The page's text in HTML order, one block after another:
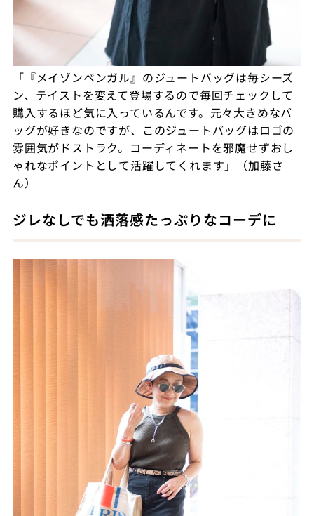
「『メイゾンベンガル』のジュートバッグは毎シーズ
ン、テイストを変えて登場するので毎回チェックして
購入するほど気に入っているんです。元々大きめなバ
ッグが好きなのですが、このジュートバッグはロゴの
雰囲気がドストラク。コーディネートを邪魔せずおし
ゃれなポイントとして活躍してくれます」（加藤さ
ん）
ジレなしでも洒落感たっぷりなコーデに